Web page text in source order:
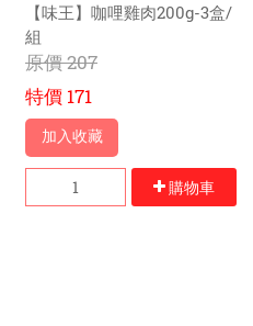
【味王】咖哩雞肉200g-3盒/
組
原價207
特價 171
加入收藏
購物車